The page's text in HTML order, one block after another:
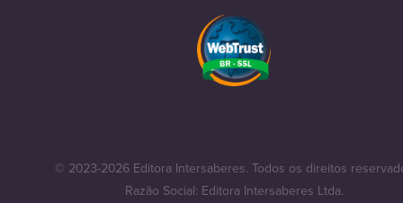
© 2023-2026 Editora Intersaberes. Todos os direitos
Razão Social: Editora Intersaberes Ltda.